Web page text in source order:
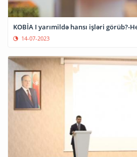
KOBİA I yarımildə hansı işləri görüb?-
14-07-2023